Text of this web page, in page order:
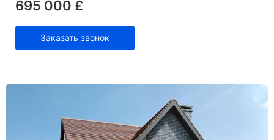
695 000 £
Заказать звонок